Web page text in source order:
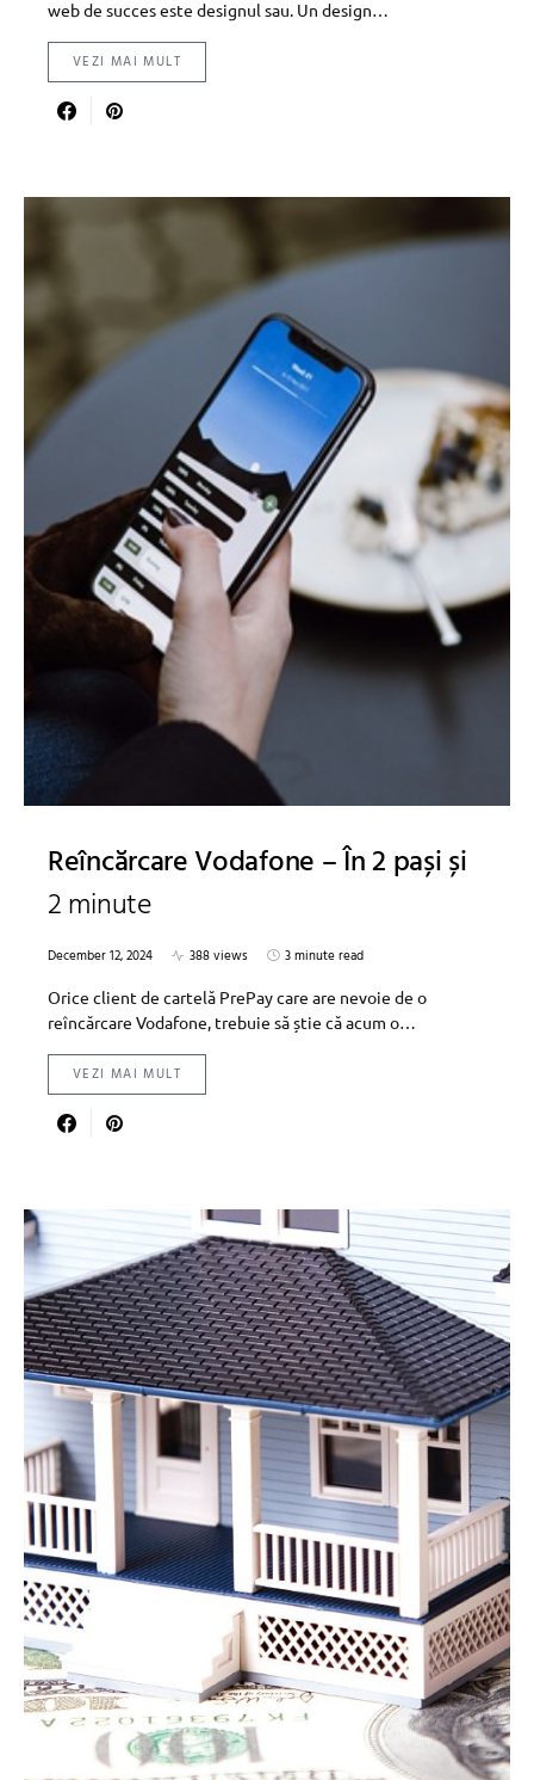
web de succes este designul sau. Un design…
VEZI MAI MULT
Reîncărcare Vodafone – În 2 pași și
2 minute
December 12, 2024 388 views
3 minute read
Orice client de cartelă PrePay care are nevoie de o
reîncărcare Vodafone, trebuie să știe că acum o…
VEZI MAI MULT